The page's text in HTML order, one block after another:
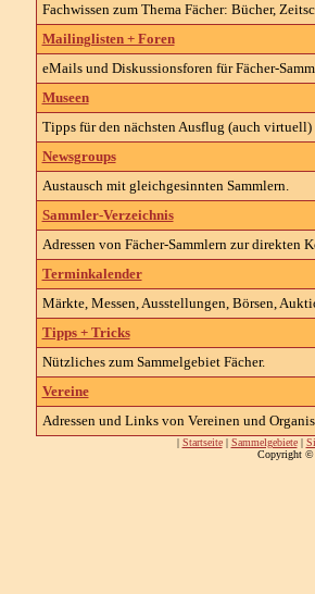
Fachwissen zum Thema Fächer: Bücher,
Mailinglisten + Foren
eMails und Diskussionsforen für Fächer-
Museen
Tipps für den nächsten Ausflug (auch virtuell)
Newsgroups
Austausch mit gleichgesinnten Sammlern.
Sammler-Verzeichnis
Adressen von Fächer-Sammlern zur direkten
Terminkalender
Märkte, Messen, Ausstellungen, Börsen,
Tipps + Tricks
Nützliches zum Sammelgebiet Fächer.
Vereine
Adressen und Links von Vereinen und
| Startseite| Sammelgebiete|
Copyright ©